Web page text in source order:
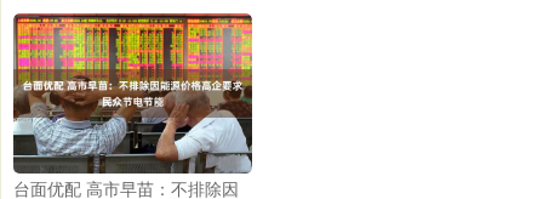
台面优配 高市早苗：不排除因